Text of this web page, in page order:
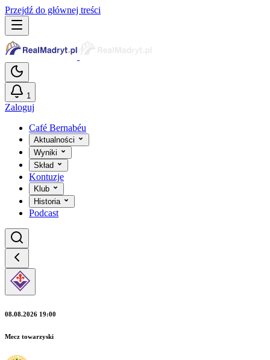
Przejdź do głównej treści
1
Zaloguj
Café Bernabéu
Aktualności
Wyniki
Skład
Kontuzje
Klub
Historia
Podcast
08.08.2026 19:00
Mecz towarzyski